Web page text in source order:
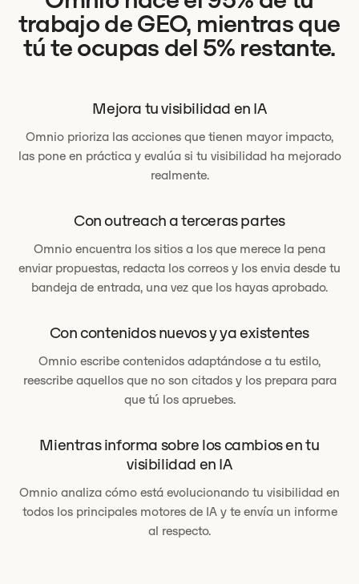
trabajo de GEO, mientras que
tú te ocupas del 5% restante.
Mejora tu visibilidad en IA
Omnio prioriza las acciones que tienen mayor impacto,
las pone en práctica y evalúa si tu visibilidad ha mejorado
realmente.
Con outreach a terceras partes
Omnio encuentra los sitios a los que merece la pena
enviar propuestas, redacta los correos y los envia desde tu
bandeja de entrada, una vez que los hayas aprobado.
Con contenidos nuevos y ya existentes
Omnio escribe contenidos adaptándose a tu estilo,
reescribe aquellos que no son citados y los prepara para
que tú los apruebes.
Mientras informa sobre los cambios en tu
visibilidad en IA
Omnio analiza cómo está evolucionando tu visibilidad en
todos los principales motores de IA y te envía un informe
al respecto.